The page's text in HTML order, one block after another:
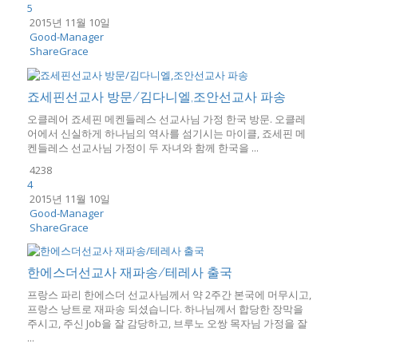
5
2015년 11월 10일
Good-Manager
ShareGrace
죠세핀선교사 방문/김다니엘,조안선교사 파송
오클레어 죠세핀 메켄들레스 선교사님 가정 한국 방문. 오클레
어에서 신실하게 하나님의 역사를 섬기시는 마이클, 죠세핀 메
켄들레스 선교사님 가정이 두 자녀와 함께 한국을 ...
4238
4
2015년 11월 10일
Good-Manager
ShareGrace
한에스더선교사 재파송/테레사 출국
프랑스 파리 한에스더 선교사님께서 약 2주간 본국에 머무시고,
프랑스 낭트로 재파송 되셨습니다. 하나님께서 합당한 장막을
주시고, 주신 Job을 잘 감당하고, 브루노 오쌍 목자님 가정을 잘
...